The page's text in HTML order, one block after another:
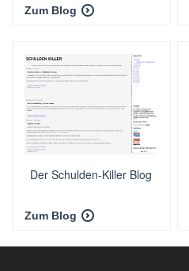
Zum Blog
Der Schulden-Killer Blog
Zum Blog